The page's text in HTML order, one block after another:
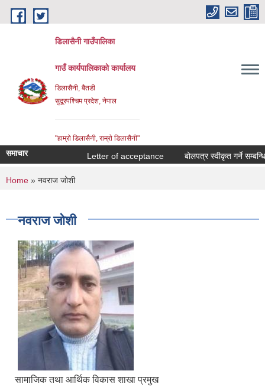
Skip to main content
डिलासैनी गाउँपालिका
गाउँ कार्यपालिकाको कार्यालय
डिलासैनी, बैतडी
सुदूरपश्चिम प्रदेश, नेपाल
"हाम्राे डिलासैनी, राम्राे डिलासैनी"
समाचार Letter of acceptance बोलपत्र स्वीकृत गर्ने सम्बन्धि
You are here
Home » नवराज जोशी
नवराज जोशी
सामाजिक तथा आर्थिक विकास शाखा प्रमुख